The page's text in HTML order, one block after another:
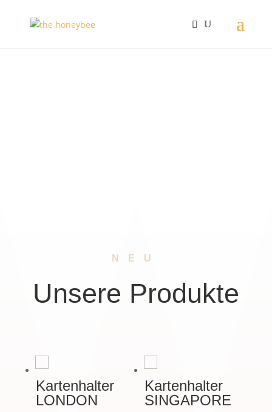
NEU
Unsere Produkte
Kartenhalter
LONDON
Kartenhalter
SINGAPORE